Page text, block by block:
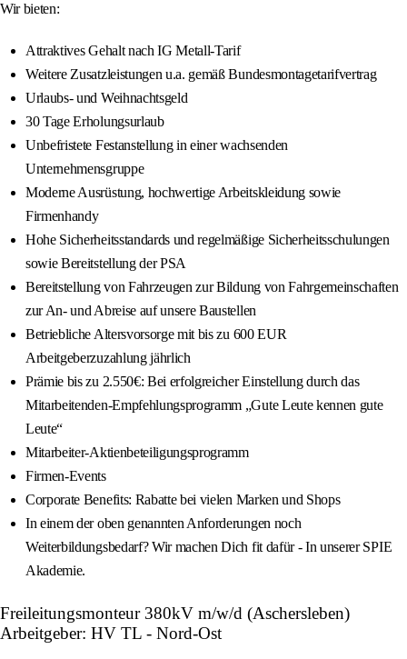
Wir bieten:
Attraktives Gehalt nach IG Metall-Tarif
Weitere Zusatzleistungen u.a. gemäß Bundesmontagetarifvertrag
Urlaubs- und Weihnachtsgeld
30 Tage Erholungsurlaub
Unbefristete Festanstellung in einer wachsenden
Unternehmensgruppe
Moderne Ausrüstung, hochwertige Arbeitskleidung sowie
Firmenhandy
Hohe Sicherheitsstandards und regelmäßige Sicherheitsschulungen
sowie Bereitstellung der PSA
Bereitstellung von Fahrzeugen zur Bildung von Fahrgemeinschaften
zur An- und Abreise auf unsere Baustellen
Betriebliche Altersvorsorge mit bis zu 600 EUR
Arbeitgeberzuzahlung jährlich
Prämie bis zu 2.550€: Bei erfolgreicher Einstellung durch das
Mitarbeitenden-Empfehlungsprogramm „Gute Leute kennen gute
Leute“
Mitarbeiter-Aktienbeteiligungsprogramm
Firmen-Events
Corporate Benefits: Rabatte bei vielen Marken und Shops
In einem der oben genannten Anforderungen noch
Weiterbildungsbedarf? Wir machen Dich fit dafür - In unserer SPIE
Akademie.
Freileitungsmonteur 380kV m/w/d (Aschersleben)
Arbeitgeber: HV TL - Nord-Ost